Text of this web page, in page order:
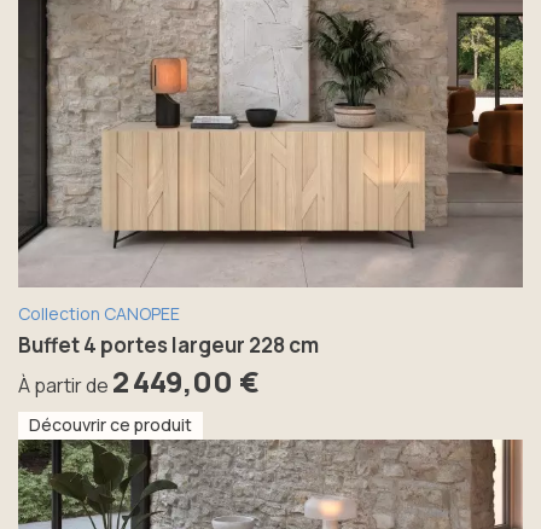
Collection CANOPEE
Buffet 4 portes largeur 228 cm
À partir de 2 449,00 €
Découvrir ce produit